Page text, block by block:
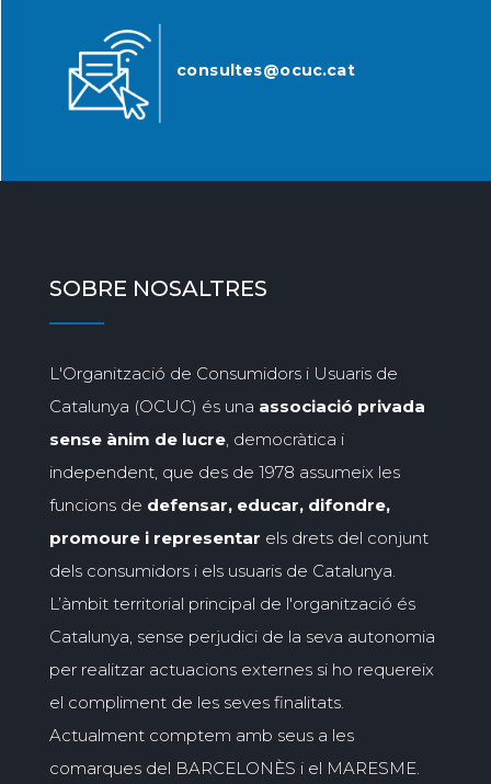
consultes@ocuc.cat
SOBRE NOSALTRES
L'Organització de Consumidors i Usuaris de
Catalunya (OCUC) és una associació privada
sense ànim de lucre, democràtica i
independent, que des de 1978 assumeix les
funcions de defensar, educar, difondre,
promoure i representar els drets del conjunt
dels consumidors i els usuaris de Catalunya.
L’àmbit territorial principal de l'organització és
Catalunya, sense perjudici de la seva autonomia
per realitzar actuacions externes si ho requereix
el compliment de les seves finalitats.
Actualment comptem amb seus a les
comarques del BARCELONÈS i el MARESME.